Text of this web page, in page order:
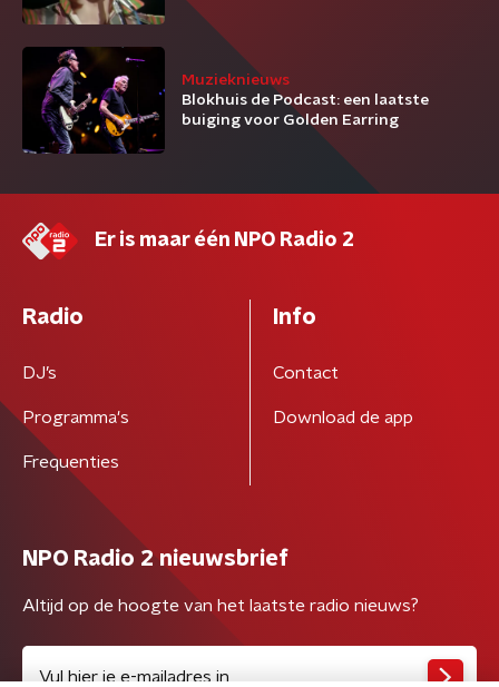
Muzieknieuws
Blokhuis de Podcast: een laatste
buiging voor Golden Earring
Er is maar één NPO Radio 2
Radio
DJ’s
Programma's
Frequenties
Info
Contact
Download de app
NPO Radio 2 nieuwsbrief
Altijd op de hoogte van het laatste radio nieuws?